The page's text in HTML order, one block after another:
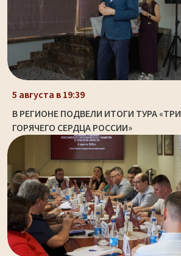
5 августа в 19:39
В РЕГИОНЕ ПОДВЕЛИ ИТОГИ ТУРА
ГОРЯЧЕГО СЕРДЦА РОССИИ»